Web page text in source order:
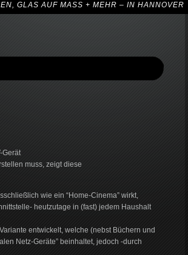
GLAS AUF MASS + MEHR – IN HANNOVER
Gerät
muss, zeigt diese
wie ein “Home-Cinema” wirkt,
heutzutage in (fast) jedem Haushalt
entwickelt, welche (nebst Büchern und
Netz-Geräte” beinhaltet, jedoch -durch